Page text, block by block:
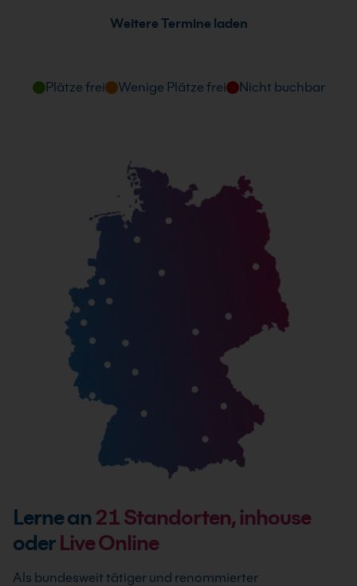
Weitere Termine laden
Plätze frei Wenige Plätze frei Nicht buchbar
Lerne an 21Standorten, inhouse
oderLive Online
Als bundesweit tätiger und renommierter